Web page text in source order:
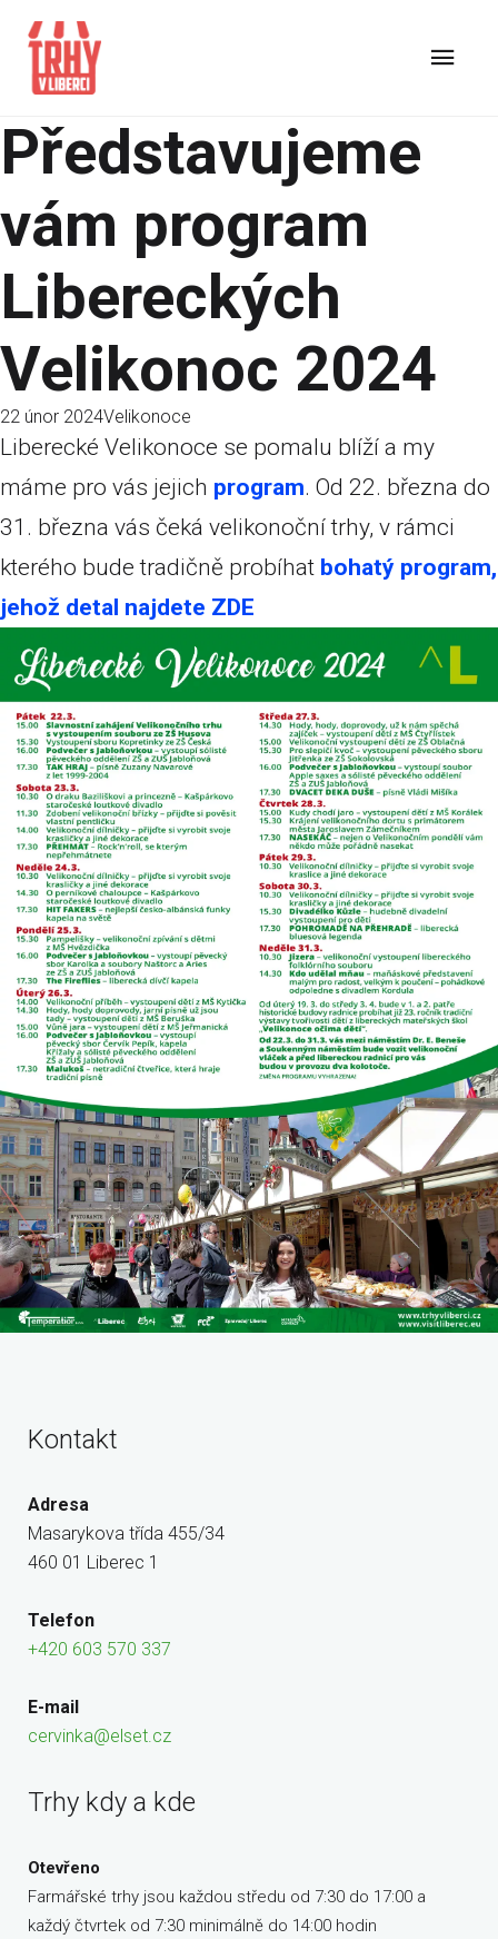
Představujeme
vám program
Libereckých
Velikonoc 2024
22 únor 2024Velikonoce
Liberecké Velikonoce se pomalu blíží a my
máme pro vás jejich program. Od 22. března do
31. března vás čeká velikonoční trhy, v rámci
kterého bude tradičně probíhat bohatý program,
jehož detal najdete ZDE
Kontakt
Adresa
Masarykova třída 455/34
460 01 Liberec 1
Telefon
+420 603 570 337
E-mail
cervinka@elset.cz
Trhy kdy a kde
Otevřeno
Farmářské trhy jsou každou středu od 7:30 do 17:00 a
každý čtvrtek od 7:30 minimálně do 14:00 hodin